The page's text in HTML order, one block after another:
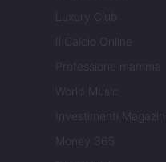
Luxury Club
Il Calcio Online
Professione mamma
World Music
Investimenti Magazine
Money 365